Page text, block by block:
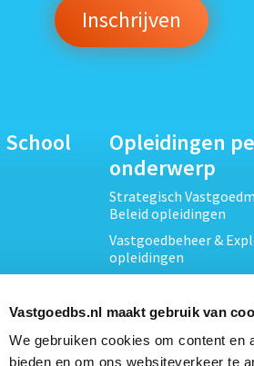
Vastgoedbs.nl maakt gebruik van
We gebruiken cookies om content en
bieden en om ons websiteverkeer te
School
Opleidingen
onderwerp
Strategisch
Beleid opleidingen
Vastgoedbeheer &
opleidingen
Projectontwikkeling &
Techniek, Onderhoud